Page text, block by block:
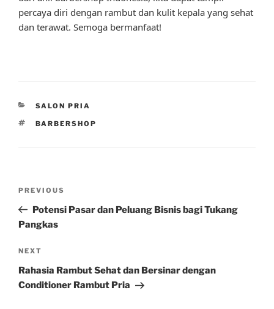
percaya diri dengan rambut dan kulit kepala yang sehat
dan terawat. Semoga bermanfaat!
CATEGORIES
SALON PRIA
TAGS
BARBERSHOP
Previous
Post
PREVIOUS
Potensi Pasar dan Peluang Bisnis bagi Tukang
Pangkas
Next
Post
NEXT
Rahasia Rambut Sehat dan Bersinar dengan
Conditioner Rambut Pria